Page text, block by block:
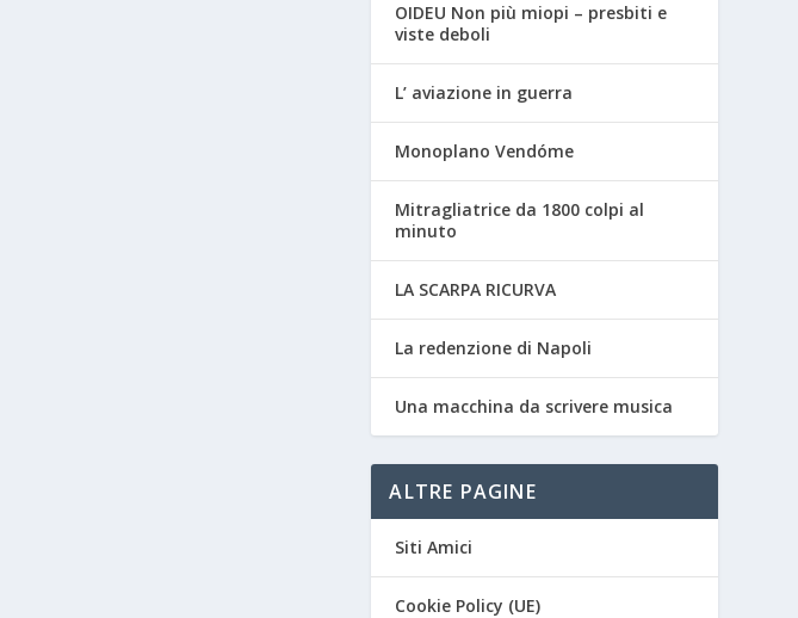
OIDEU Non più miopi – presbiti e
viste deboli
L’ aviazione in guerra
Monoplano Vendóme
Mitragliatrice da 1800 colpi al
minuto
LA SCARPA RICURVA
La redenzione di Napoli
Una macchina da scrivere musica
ALTRE PAGINE
Siti Amici
Cookie Policy (UE)